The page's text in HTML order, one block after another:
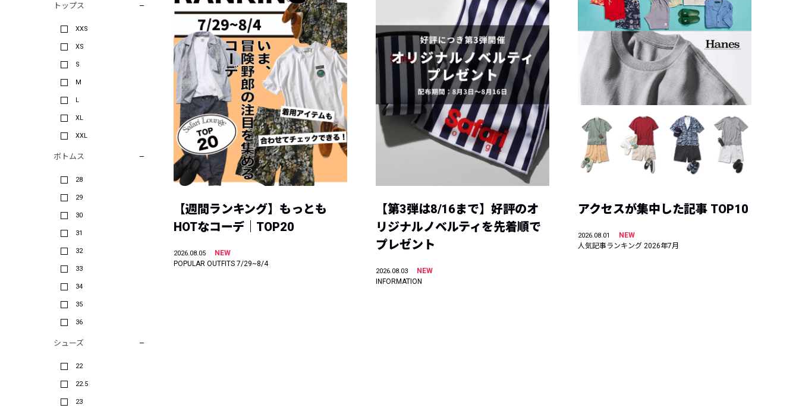
トップス
XXS
XS
S
M
L
XL
XXL
ボトムス
28
29
30
31
32
33
34
35
36
シューズ
22
22.5
23
【週間ランキング】もっとも
HOTなコーデ｜TOP20
2026.08.05
NEW
POPULAR OUTFITS 7/29~8/4
【第3弾は8/16まで】好評のオ
リジナルノベルティを先着順で
プレゼント
2026.08.03
NEW
INFORMATION
アクセスが集中した記事 TOP10
2026.08.01
NEW
人気記事ランキング 2026年7月